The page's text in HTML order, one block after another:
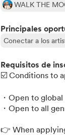
WALK THE
Principales
Conectar a los
Requisitos de
☑️ Conditions to
・Open to
・Open to all
👉 When